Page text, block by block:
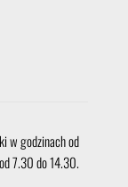
w godzinach od
7.30 do 14.30.